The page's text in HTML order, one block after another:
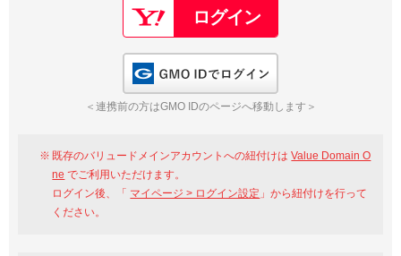
Google
GMO ID Amazon
※AmazonはValue Domain Oneのログイン画面へ遷移します
以下でも登録可能
Google Yahoo!
GMO ID
＜連携前の方はGMO IDのページへ移動します＞
既存のバリュードメインアカウントへの紐付けはValue Domain O
ne でご利用いただけます。
ログイン後、「 マイページ > ログイン設定 」から紐付けを行って
ください。